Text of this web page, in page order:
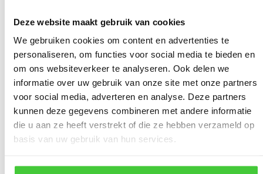
Deze website maakt gebruik van cookies
We gebruiken cookies om content en advertenties te
personaliseren, om functies voor social media te bieden en
om ons websiteverkeer te analyseren. Ook delen we
informatie over uw gebruik van onze site met onze partners
voor social media, adverteren en analyse. Deze partners
kunnen deze gegevens combineren met andere informatie
die u aan ze heeft verstrekt of die ze hebben verzameld op
basis van uw gebruik van hun services.
Spiraalkabel gemonteerd 13
polig naar 7 polig
122
Toevoegen